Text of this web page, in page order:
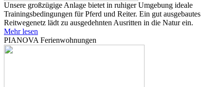
Unsere großzügige Anlage bietet in ruhiger Umgebung ideale
Trainingsbedingungen für Pferd und Reiter. Ein gut ausgebautes
Reitwegenetz lädt zu ausgedehnten Ausritten in die Natur ein.
Mehr lesen
PIANOVA Ferienwohnungen